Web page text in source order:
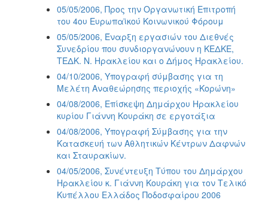
05/05/2006, Προς την Οργανωτική Επιτροπή
του 4ου Ευρωπαϊκού Κοινωνικού Φόρουμ
05/05/2006, Έναρξη εργασιών του Διεθνές
Συνεδρίου που συνδιοργανώνουν η ΚΕΔΚΕ,
ΤΕΔΚ. Ν. Ηρακλείου και ο Δήμος Ηρακλείου.
04/10/2006, Υπογραφή σύμβασης για τη
Μελέτη Αναθεώρησης περιοχής «Κορώνη»
04/08/2006, Επίσκεψη Δημάρχου Ηρακλείου
κυρίου Γιάννη Κουράκη σε εργοτάξια
04/08/2006, Υπογραφή Σύμβασης για την
Κατασκευή των Αθλητικών Κέντρων Δαφνών
και Σταυρακίων.
04/05/2006, Συνέντευξη Τύπου του Δημάρχου
Ηρακλείου κ. Γιάννη Κουράκη για τον Τελικό
Κυπέλλου Ελλάδος Ποδοσφαίρου 2006